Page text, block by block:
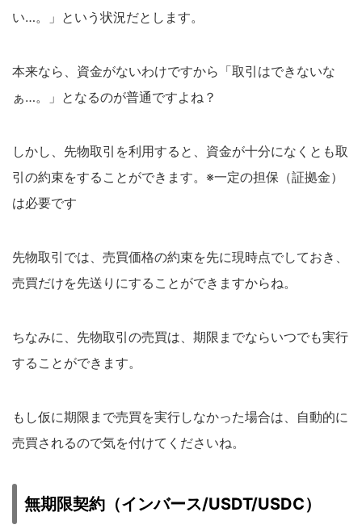
い…。」という状況だとします。
本来なら、資金がないわけですから「取引はできないな
ぁ…。」となるのが普通ですよね？
しかし、先物取引を利用すると、資金が十分になくとも取
引の約束をすることができます。※一定の担保（証拠金）
は必要です
先物取引では、売買価格の約束を先に現時点でしておき、
売買だけを先送りにすることができますからね。
ちなみに、先物取引の売買は、期限までならいつでも実行
することができます。
もし仮に期限まで売買を実行しなかった場合は、自動的に
売買されるので気を付けてくださいね。
無期限契約（インバース/USDT/USDC）